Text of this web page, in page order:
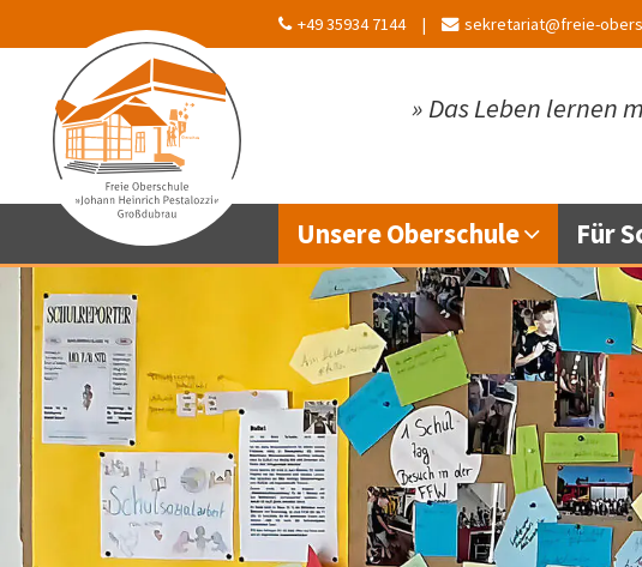
+49 35934 7144 sekretariat@freie-
»Das Leben lernen
Unsere Oberschule Für